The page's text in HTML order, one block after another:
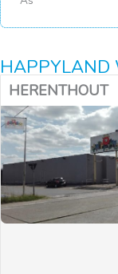
HAPPYLAND
HERENTHOUT